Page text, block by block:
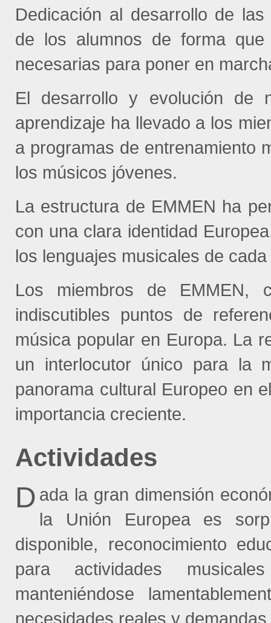
Dedicación al desarrollo de
de los alumnos de forma
necesarias para poner en
El desarrollo y evolución de
aprendizaje ha llevado a los
a programas de entrenamiento
los músicos jóvenes.
La estructura de EMMEN ha
con una clara identidad
los lenguajes musicales de
Los miembros de EMMEN,
indiscutibles puntos de
música popular en Europa. La
un interlocutor único para la
panorama cultural Europeo en
importancia creciente.
Actividades
D ada la gran dimensión
la Unión Europea es
disponible, reconocimiento
para actividades
manteniéndose
necesidades reales y